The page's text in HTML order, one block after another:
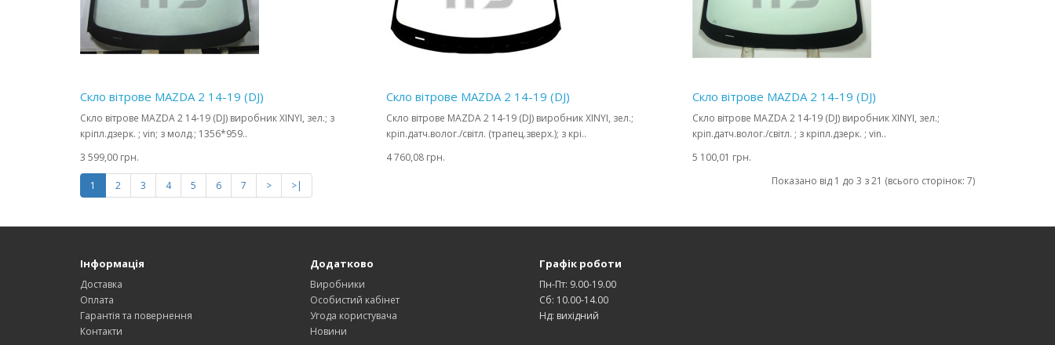
Скло вітрове MAZDA 2 14-19 (DJ)
Скло вітрове MAZDA 2 14-19 (DJ) виробник XINYI, зел.; з
кріпл.дзерк. ; vin; з молд.; 1356*959..
3 599,00 грн.
Скло вітрове MAZDA 2 14-19 (DJ)
Скло вітрове MAZDA 2 14-19 (DJ) виробник XINYI, зел.;
кріп.датч.волог./світл. (трапец.зверх.); з крі..
4 760,08 грн.
Скло вітрове MAZDA 2 14-19 (DJ)
Скло вітрове MAZDA 2 14-19 (DJ) виробник XINYI, зел.;
кріп.датч.волог./світл. ; з кріпл.дзерк. ; vin..
5 100,01 грн.
1 2 3 4 5 6 7 > >| Показано від 1 до 3 з 21 (всього сторінок: 7)
Інформація
Доставка
Оплата
Гарантія та повернення
Контакти
Додатково
Виробники
Особистий кабінет
Угода користувача
Новини
Графік роботи
Пн-Пт: 9.00-19.00
Сб: 10.00-14.00
Нд: вихідний